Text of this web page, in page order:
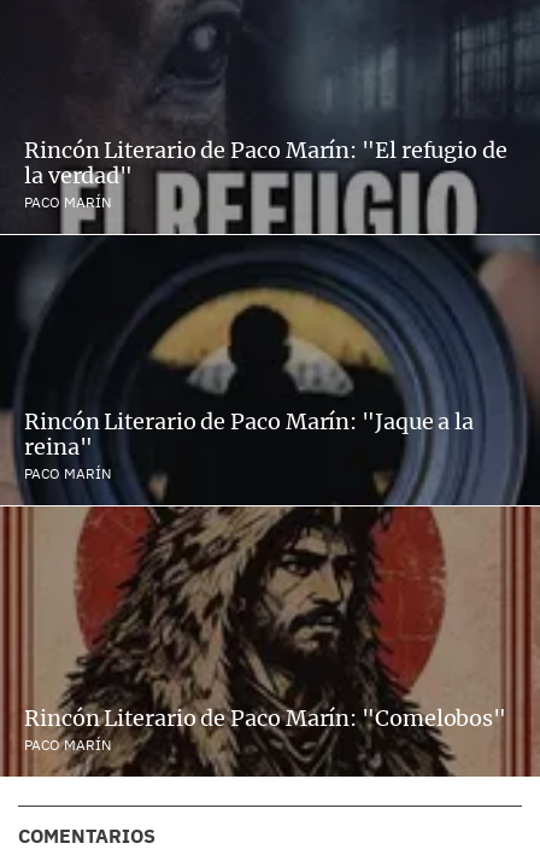
Rincón Literario de Paco Marín: "El refugio de
la verdad"
PACO MARÍN
Rincón Literario de Paco Marín: "Jaque a la
reina"
PACO MARÍN
Rincón Literario de Paco Marín: "Comelobos"
PACO MARÍN
COMENTARIOS